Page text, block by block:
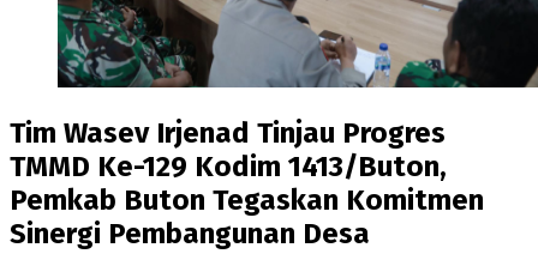
Tim Wasev Irjenad Tinjau Progres
TMMD Ke-129 Kodim 1413/Buton,
Pemkab Buton Tegaskan Komitmen
Sinergi Pembangunan Desa